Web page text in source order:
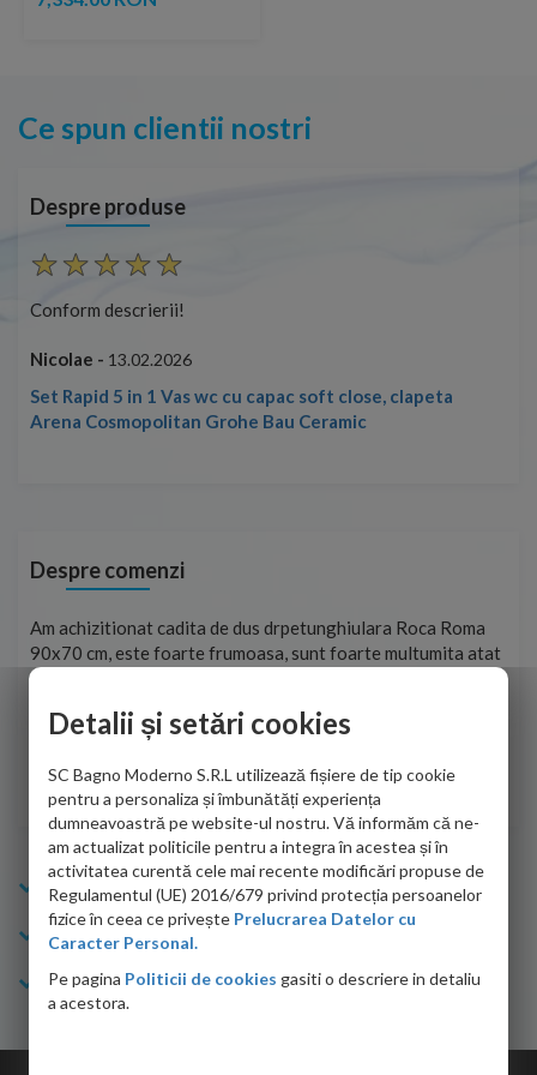
Ce spun clientii nostri
Despre produse
Conform descrierii!
Nicolae - 13.02.2026
Set Rapid 5 in 1 Vas wc cu capac soft close, clapeta
Arena Cosmopolitan Grohe Bau Ceramic
Despre comenzi
Am achizitionat cadita de dus drpetunghiulara Roca Roma
90x70 cm, este foarte frumoasa, sunt foarte multumita atat
de personalul firmei dvs. cu care am colaborat in obtinerea
adus coletul in siguranta.Numai bine, va doresc!
Sofrone Viviana -28.07.2026
Info Bagno
Cumparaturi
Suport clienti
Detalii și setări cookies
SC Bagno Moderno S.R.L utilizează fișiere de tip cookie
pentru a personaliza și îmbunătăți experiența
dumneavoastră pe website-ul nostru. Vă informăm că ne-
am actualizat politicile pentru a integra în acestea și în
activitatea curentă cele mai recente modificări propuse de
Regulamentul (UE) 2016/679 privind protecția persoanelor
fizice în ceea ce privește Prelucrarea Datelor cu
Caracter Personal.
Pe pagina Politicii de cookies gasiti o descriere in detaliu
a acestora.